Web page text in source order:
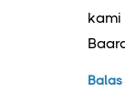
kami
Balas